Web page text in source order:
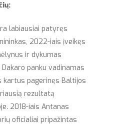
labiausiai patyręs
2022-iais įveikęs
ir dykumas
panku vadinamas
pagerinęs Baltijos
rezultatą
2018-iais Antanas
oficialiai pripažintas